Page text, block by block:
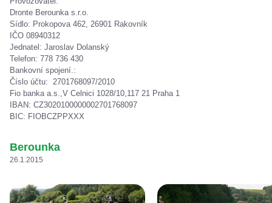
Dronte Berounka s.r.o.
Sídlo: Prokopova 462, 26901 Rakovník
IČO 08940312
Jednatel: Jaroslav Dolanský
Telefon: 778 736 430
Bankovní spojení.:
Číslo účtu: 2701768097/2010
Fio banka a.s.,V Celnici 1028/10,117 21 Praha 1
IBAN: CZ3020100000002701768097
BIC: FIOBCZPPXXX
Berounka
26.1.2015